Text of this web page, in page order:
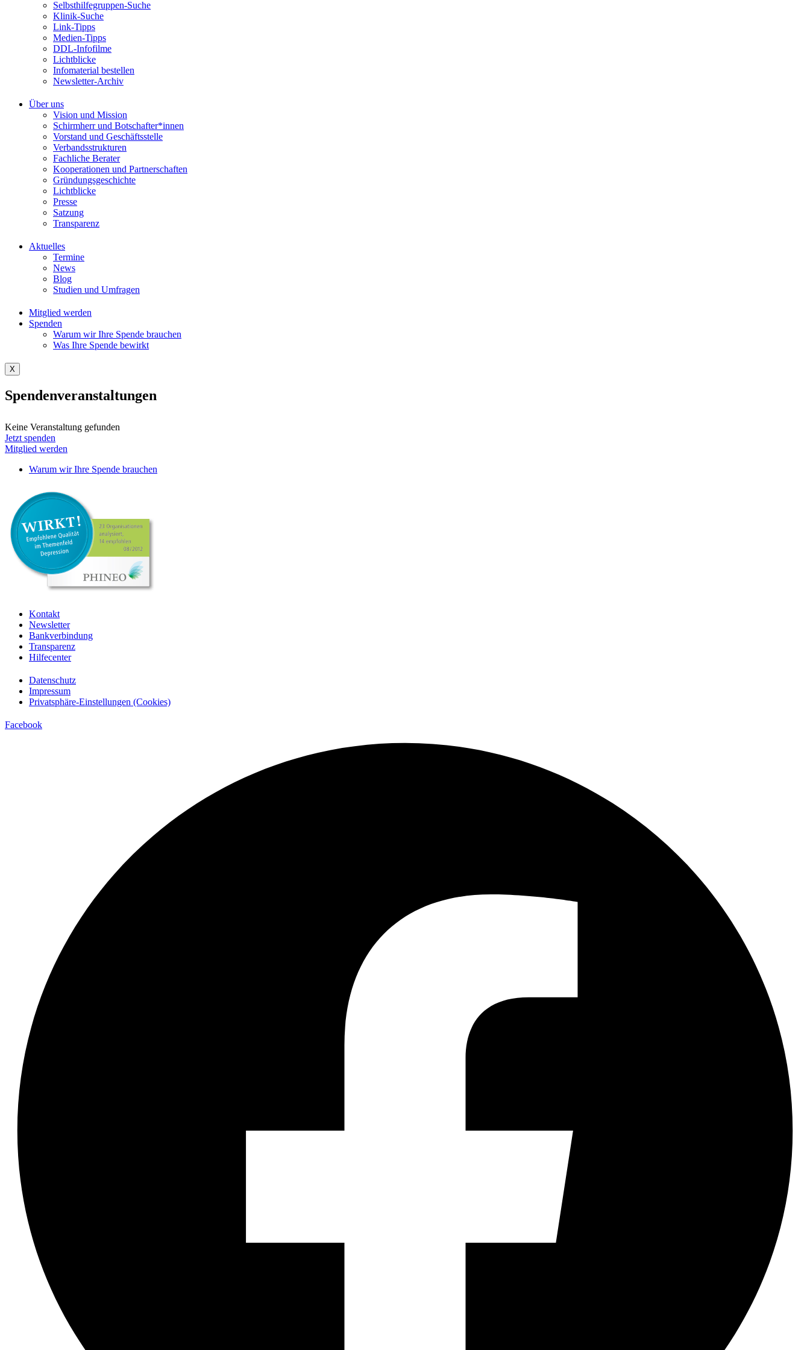
Selbsthilfegruppen-Suche
Klinik-Suche
Link-Tipps
Medien-Tipps
DDL-Infofilme
Lichtblicke
Infomaterial bestellen
Newsletter-Archiv
Über uns
Vision und Mission
Schirmherr und Botschafter*innen
Vorstand und Geschäftsstelle
Verbandsstrukturen
Fachliche Berater
Kooperationen und Partnerschaften
Gründungsgeschichte
Lichtblicke
Presse
Satzung
Transparenz
Aktuelles
Termine
News
Blog
Studien und Umfragen
Mitglied werden
Spenden
Warum wir Ihre Spende brauchen
Was Ihre Spende bewirkt
X
Spendenveranstaltungen
Keine Veranstaltung gefunden
Jetzt spenden
Mitglied werden
Warum wir Ihre Spende brauchen
Kontakt
Newsletter
Bankverbindung
Transparenz
Hilfecenter
Datenschutz
Impressum
Privatsphäre-Einstellungen (Cookies)
Facebook